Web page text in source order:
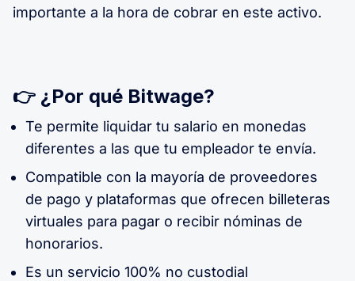
importante a la hora de cobrar en este activo.
👉 ¿Por qué Bitwage?
Te permite liquidar tu salario en monedas
diferentes a las que tu empleador te envía.
Compatible con la mayoría de proveedores
de pago y plataformas que ofrecen billeteras
virtuales para pagar o recibir nóminas de
honorarios.
Es un servicio 100% no custodial